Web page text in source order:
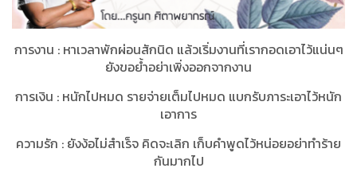
การงาน :หาเวลาพักผ่อนสักนิด แล้วเริ่มงานที่เรากอดเอาไว้แน่นๆ
ยังขอย้ำอย่าเพิ่งออกจากงาน
การเงิน : หนักไปหมด รายจ่ายเต็มไปหมด แบกรับภาระเอาไว้หนัก
เอาการ
ความรัก : ยังง้อไม่สำเร็จ คิดจะเลิก เก็บคำพูดไว้หน่อยอย่าทำร้าย
กันมากไป